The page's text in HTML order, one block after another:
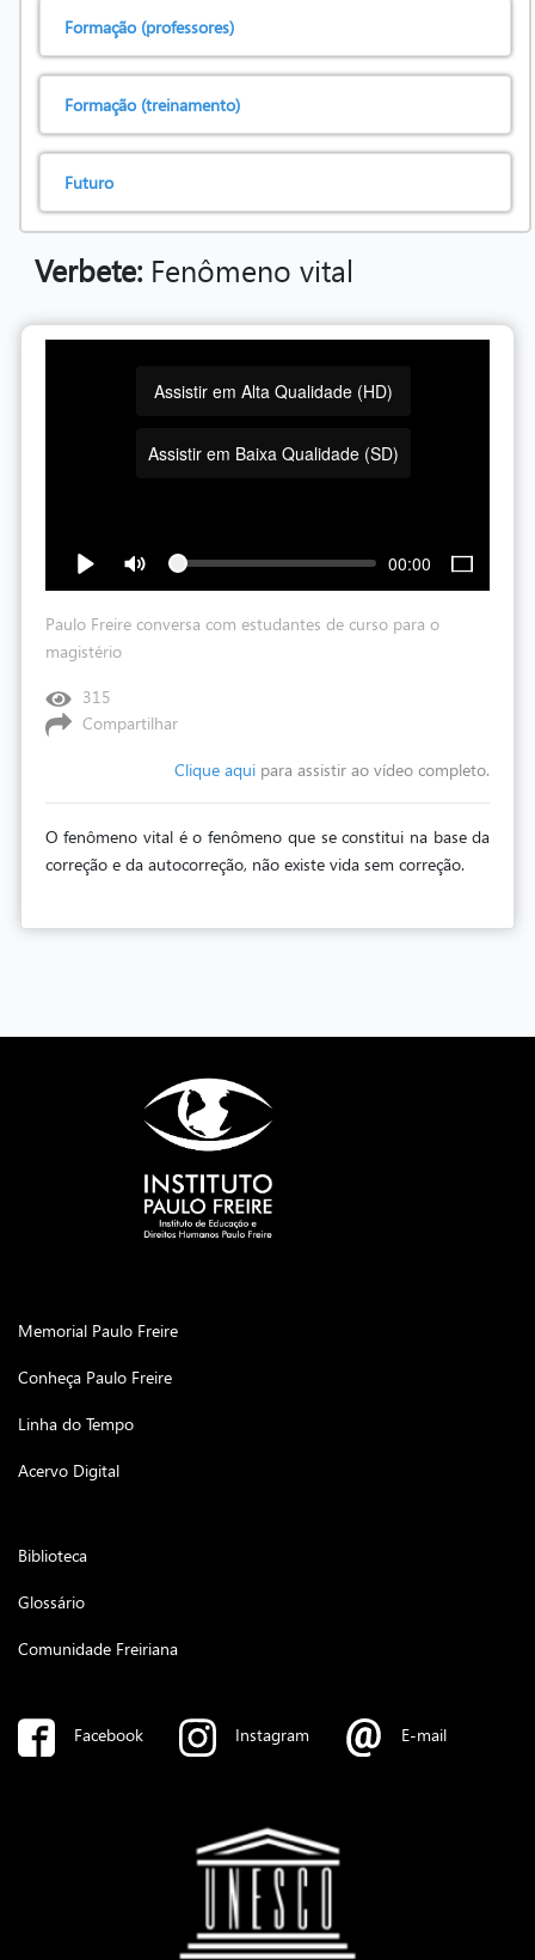
Formação (professores)
Formação (treinamento)
Futuro
Verbete:Fenômeno vital
Assistir em Alta Qualidade (HD)
Assistir em Baixa Qualidade (SD)
00:00
Paulo Freire conversa com estudantes de curso para o
magistério
315
Compartilhar
Clique aqui para assistir ao vídeo completo.
O fenômeno vital é o fenômeno que se constitui na base da
correção e da autocorreção, não existe vida sem correção.
Memorial Paulo Freire
Conheça Paulo Freire
Linha do Tempo
Acervo Digital
Biblioteca
Glossário
Comunidade Freiriana
Facebook Instagram E-mail